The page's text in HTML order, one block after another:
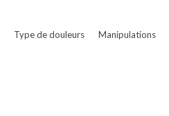
Type de douleurs Manipulations